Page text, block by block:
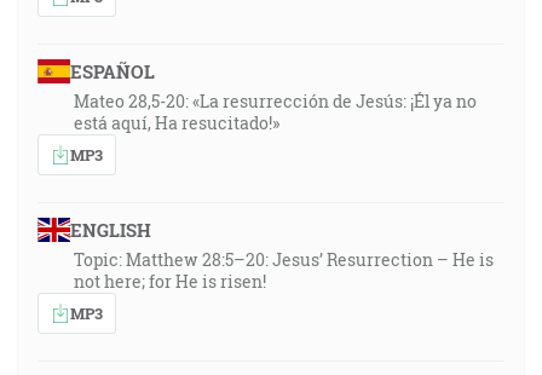
ESPAÑOL
Mateo 28,5-20: «La resurrección de Jesús: ¡Él ya no
está aquí, Ha resucitado!»
MP3
ENGLISH
Topic: Matthew 28:5–20: Jesus’ Resurrection – He is
not here; for He is risen!
MP3